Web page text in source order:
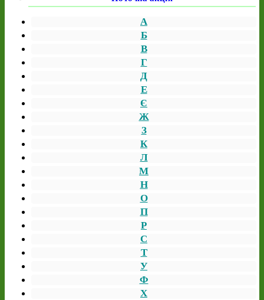
А
Б
В
Г
Д
Е
Є
Ж
З
К
Л
М
Н
О
П
Р
С
Т
У
Ф
Х